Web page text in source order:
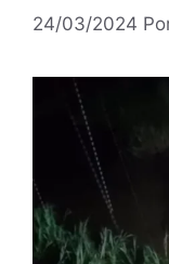
24/03/2024